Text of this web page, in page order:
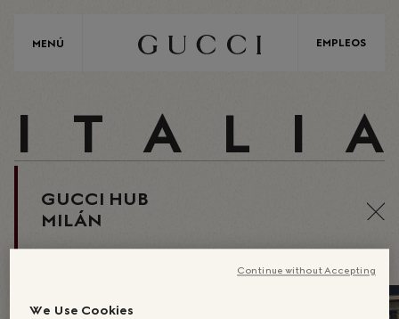
MENÚ EMPLEOS
I T A L I A
GUCCI HUB
MILÁN
We Use Cookies
Continue without Accepting